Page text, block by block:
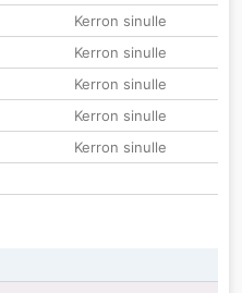
Kerron sinulle
Kerron sinulle
Kerron sinulle
Kerron sinulle
Kerron sinulle